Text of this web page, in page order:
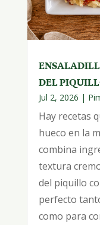
DEL
Jul 2, 2026 |
Hay recetas
hueco en la
combina
textura
del piquillo
perfecto
como para